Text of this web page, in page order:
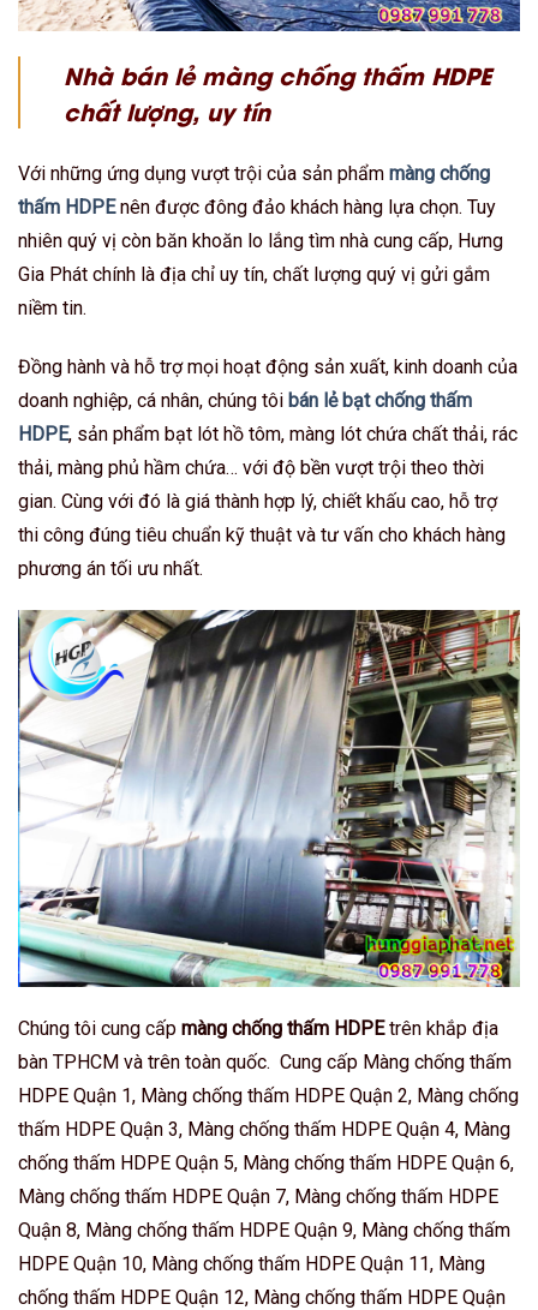
Nhà bán lẻ màng chống thấm HDPE
chất lượng, uy tín
Với những ứng dụng vượt trội của sản phẩm màng chống
thấm HDPEnên được đông đảo khách hàng lựa chọn. Tuy
nhiên quý vị còn băn khoăn lo lắng tìm nhà cung cấp, Hưng
Gia Phát chính là địa chỉ uy tín, chất lượng quý vị gửi gắm
niềm tin.
Đồng hành và hỗ trợ mọi hoạt động sản xuất, kinh doanh của
doanh nghiệp, cá nhân, chúng tôi bán lẻ bạt chống thấm
HDPE, sản phẩm bạt lót hồ tôm, màng lót chứa chất thải, rác
thải, màng phủ hầm chứa… với độ bền vượt trội theo thời
gian. Cùng với đó là giá thành hợp lý, chiết khấu cao, hỗ trợ
thi công đúng tiêu chuẩn kỹ thuật và tư vấn cho khách hàng
phương án tối ưu nhất.
Chúng tôi cung cấp màng chống thấm HDPEtrên khắp địa
bàn TPHCM và trên toàn quốc. Cung cấp Màng chống thấm
HDPE Quận 1, Màng chống thấm HDPE Quận 2, Màng chống
thấm HDPE Quận 3, Màng chống thấm HDPE Quận 4, Màng
chống thấm HDPE Quận 5, Màng chống thấm HDPE Quận 6,
Màng chống thấm HDPE Quận 7, Màng chống thấm HDPE
Quận 8, Màng chống thấm HDPE Quận 9, Màng chống thấm
HDPE Quận 10, Màng chống thấm HDPE Quận 11, Màng
chống thấm HDPE Quận 12, Màng chống thấm HDPE Quận